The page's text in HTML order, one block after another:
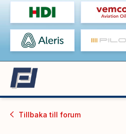
Tillbaka till forum